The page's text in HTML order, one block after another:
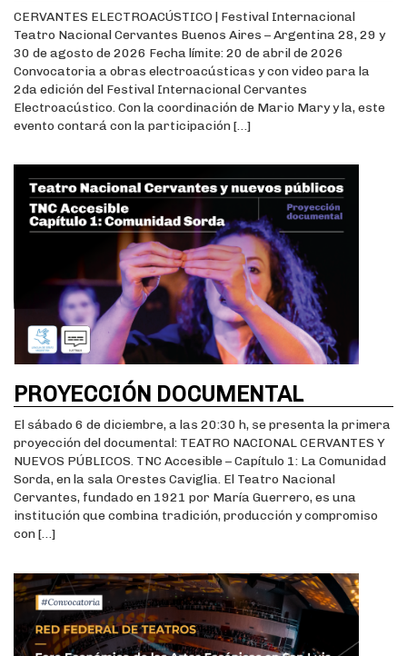
CERVANTES ELECTROACÚSTICO | Festival Internacional
Teatro Nacional Cervantes Buenos Aires – Argentina 28, 29 y
30 de agosto de 2026 Fecha límite: 20 de abril de 2026
Convocatoria a obras electroacústicas y con video para la
2da edición del Festival Internacional Cervantes
Electroacústico. Con la coordinación de Mario Mary y la, este
evento contará con la participación […]
PROYECCIÓN DOCUMENTAL
El sábado 6 de diciembre, a las 20:30 h, se presenta la primera
proyección del documental: TEATRO NACIONAL CERVANTES Y
NUEVOS PÚBLICOS. TNC Accesible – Capítulo 1: La Comunidad
Sorda, en la sala Orestes Caviglia. El Teatro Nacional
Cervantes, fundado en 1921 por María Guerrero, es una
institución que combina tradición, producción y compromiso
con […]